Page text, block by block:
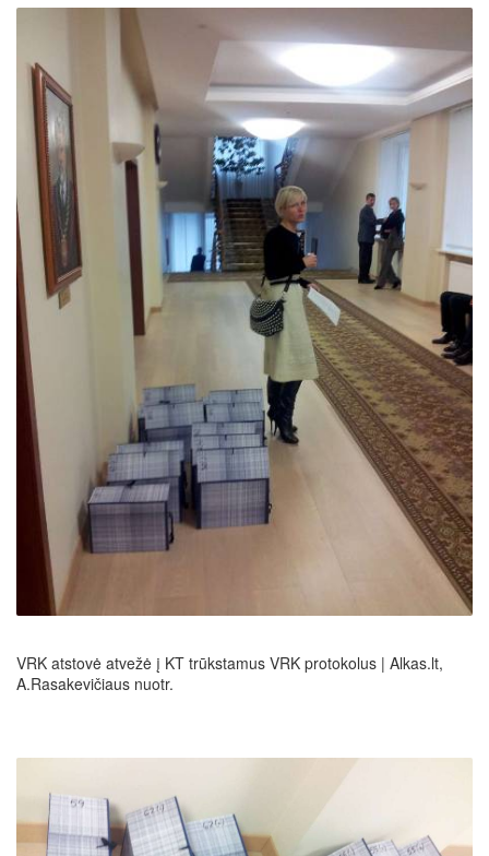
VRK atstovė atvežė į KT trūkstamus VRK protokolus | Alkas.lt,
A.Rasakevičiaus nuotr.